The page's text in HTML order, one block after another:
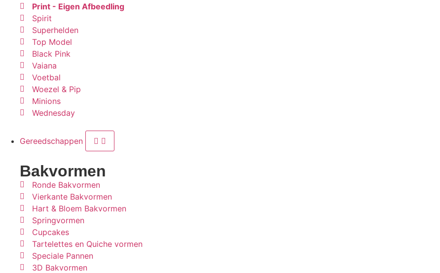
Print - Eigen Afbeedling
Spirit
Superhelden
Top Model
Black Pink
Vaiana
Voetbal
Woezel & Pip
Minions
Wednesday
Gereedschappen
Bakvormen
Ronde Bakvormen
Vierkante Bakvormen
Hart & Bloem Bakvormen
Springvormen
Cupcakes
Tartelettes en Quiche vormen
Speciale Pannen
3D Bakvormen